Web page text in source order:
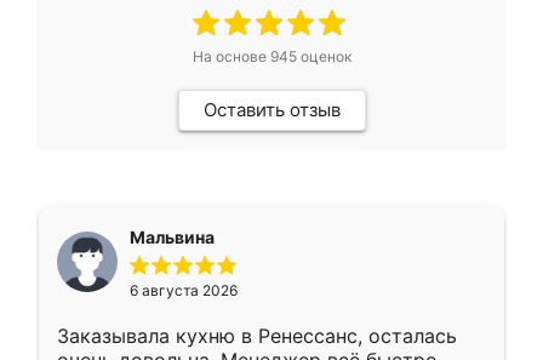
На основе 945оценок
Оставить отзыв
Мальвина
6 августа 2026
Заказывала кухню в Ренессанс, осталась